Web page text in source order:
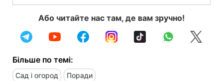
Або читайте нас там, де вам зручно!
Більше по темі:
Сад і огород Поради